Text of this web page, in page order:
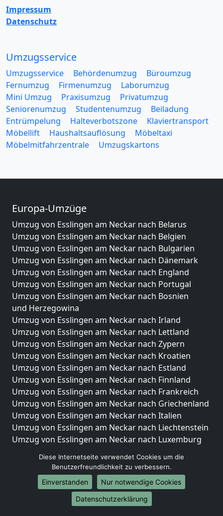
Impressum
Datenschutz
Umzugsservice
Umzugsservice Behördenumzug
Büroumzug
Fernumzug
Firmenumzug
Laborumzug
Mini Umzug
Praxisumzug
Privatumzug
Seniorenumzug
Studentenumzug
Beiladung
Entrümpelung
Halteverbotszone
Klaviertransport
Möbellift
Haushaltsauflösung
Möbeltaxi
Möbelmitfahrzentrale
Umzugskartons
Europa-Umzüge
Umzug von Esslingen am Neckar nach Belarus
Umzug von Esslingen am Neckar nach Belgien
Umzug von Esslingen am Neckar nach Bulgarien
Umzug von Esslingen am Neckar nach Dänemark
Umzug von Esslingen am Neckar nach England
Umzug von Esslingen am Neckar nach Portugal
Umzug von Esslingen am Neckar nach Bosnien
und Herzegowina
Umzug von Esslingen am Neckar nach Irland
Umzug von Esslingen am Neckar nach Lettland
Umzug von Esslingen am Neckar nach Zypern
Umzug von Esslingen am Neckar nach Kroatien
Umzug von Esslingen am Neckar nach Estland
Umzug von Esslingen am Neckar nach Finnland
Umzug von Esslingen am Neckar nach Frankreich
Umzug von Esslingen am Neckar nach Griechenland
Umzug von Esslingen am Neckar nach Italien
Umzug von Esslingen am Neckar nach Liechtenstein
Umzug von Esslingen am Neckar nach Luxemburg
Umzug von Esslingen am Neckar nach Norwegen
Umzüge-Deutschlandweit
Umzug von Esslingen am Neckar nach Berlin
Diese Internetseite verwendet Cookies um die
Benutzerfreundlichkeit zu verbessern.
Einverstanden
Nur notwendige Cookies
Datenschutzerklärung